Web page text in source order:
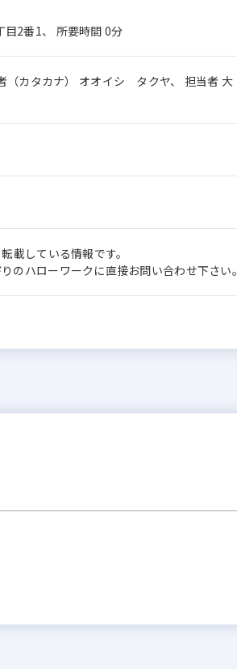
2番1、 所要時間 0分
カタカナ） オオイシ タクヤ、 担当者 大
載している情報です。
ハローワークに直接お問い合わせ下さい。